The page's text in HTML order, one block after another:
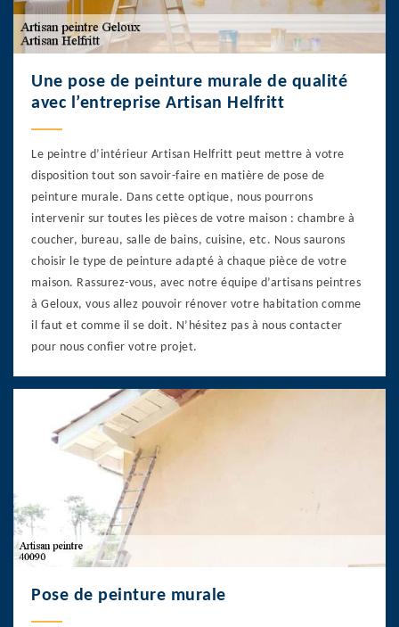
Une pose de peinture murale de qualité
avec l’entreprise Artisan Helfritt
Le peintre d’intérieur Artisan Helfritt peut mettre à votre
disposition tout son savoir-faire en matière de pose de
peinture murale. Dans cette optique, nous pourrons
intervenir sur toutes les pièces de votre maison : chambre à
coucher, bureau, salle de bains, cuisine, etc. Nous saurons
choisir le type de peinture adapté à chaque pièce de votre
maison. Rassurez-vous, avec notre équipe d’artisans peintres
à Geloux, vous allez pouvoir rénover votre habitation comme
il faut et comme il se doit. N’hésitez pas à nous contacter
pour nous confier votre projet.
Pose de peinture murale